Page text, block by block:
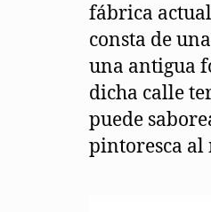
fábrica
consta de
una antigua
dicha calle
puede
pintoresca al